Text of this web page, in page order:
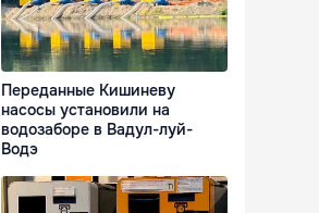
Переданные Кишиневу
насосы установили на
водозаборе в Вадул-луй-
Водэ